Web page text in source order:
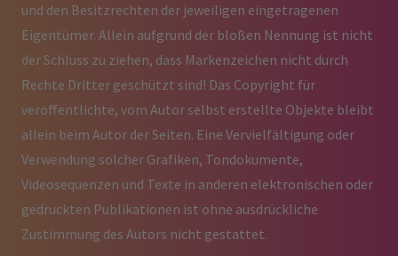
und den Besitzrechten der jeweiligen eingetragenen
Eigentümer. Allein aufgrund der bloßen Nennung ist nicht
der Schluss zu ziehen, dass Markenzeichen nicht durch
Rechte Dritter geschützt sind! Das Copyright für
veröffentlichte, vom Autor selbst erstellte Objekte bleibt
allein beim Autor der Seiten. Eine Vervielfältigung oder
Verwendung solcher Grafiken, Tondokumente,
Videosequenzen und Texte in anderen elektronischen oder
gedruckten Publikationen ist ohne ausdrückliche
Zustimmung des Autors nicht gestattet.